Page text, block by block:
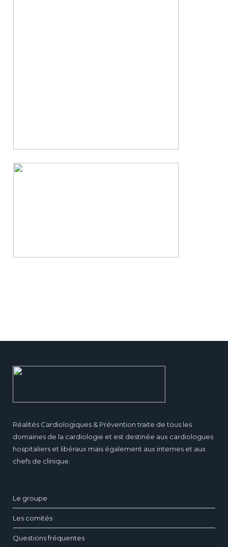
Réalités Cardiologiques & Prévention traite de tous les
domaines de la cardiologie et est destinée aux cardiologues
hospitaliers et libéraux mais également aux internes et aux
chefs de clinique.
Le groupe
Les comités
Questions fréquentes